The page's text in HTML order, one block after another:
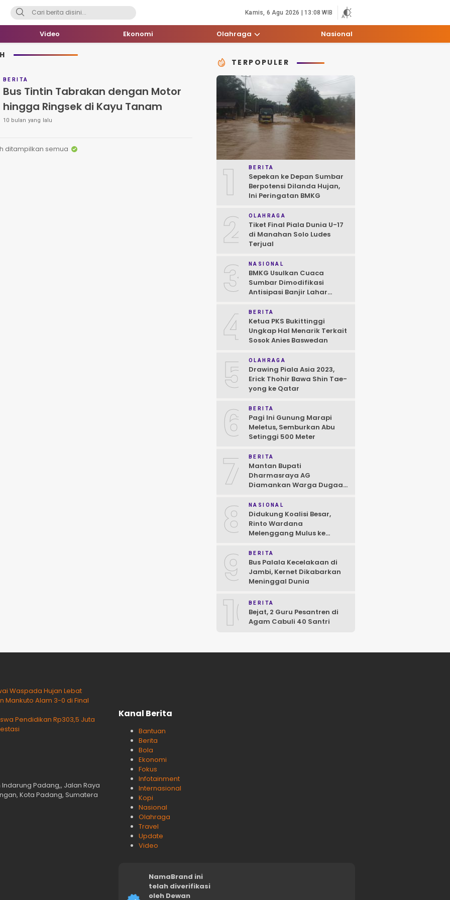
Kamis, 6 Agu 2026 | 13:08 WIB
Video Ekonomi Olahraga Nasional
BERITA
Bus Tintin Tabrakan dengan Motor
hingga Ringsek di Kayu Tanam
10 bulan yang lalu
ditampilkan semua
TERPOPULER
1 BERITA
Sepekan ke Depan Sumbar
Berpotensi Dilanda Hujan,
Ini Peringatan BMKG
2 OLAHRAGA
Tiket Final Piala Dunia U-17
di Manahan Solo Ludes
Terjual
3 NASIONAL
BMKG Usulkan Cuaca
Sumbar Dimodifikasi
Antisipasi Banjir Lahar
4 BERITA
Ketua PKS Bukittinggi
Ungkap Hal Menarik Terkait
Sosok Anies Baswedan
5 OLAHRAGA
Drawing Piala Asia 2023,
Erick Thohir Bawa Shin Tae-
yong ke Qatar
6 BERITA
Pagi Ini Gunung Marapi
Meletus, Semburkan Abu
Setinggi 500 Meter
7 BERITA
Mantan Bupati
Dharmasraya AG
Diamankan Warga Dugaan
8 NASIONAL
Didukung Koalisi Besar,
Rinto Wardana
Melenggang Mulus ke
Mentawai
9 BERITA
Bus Palala Kecelakaan di
Jambi, Kernet Dikabarkan
Meninggal Dunia
10BERITA
Bejat, 2 Guru Pesantren di
Agam Cabuli 40 Santri
Waspada Hujan Lebat
Mankuto Alam 3-0 di Final
Pendidikan Rp303,5 Juta
Indarung Padang,, Jalan Raya
Kota Padang, Sumatera
Kanal Berita
Bantuan
Berita
Bola
Ekonomi
Fokus
Infotainment
Internasional
Kopi
Nasional
Olahraga
Travel
Update
Video
NamaBrand ini
telah diverifikasi
oleh Dewan